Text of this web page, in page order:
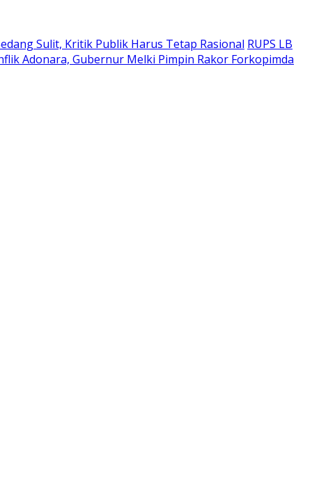
Sulit, Kritik Publik Harus Tetap Rasional RUPS LB
Adonara, Gubernur Melki Pimpin Rakor Forkopimda